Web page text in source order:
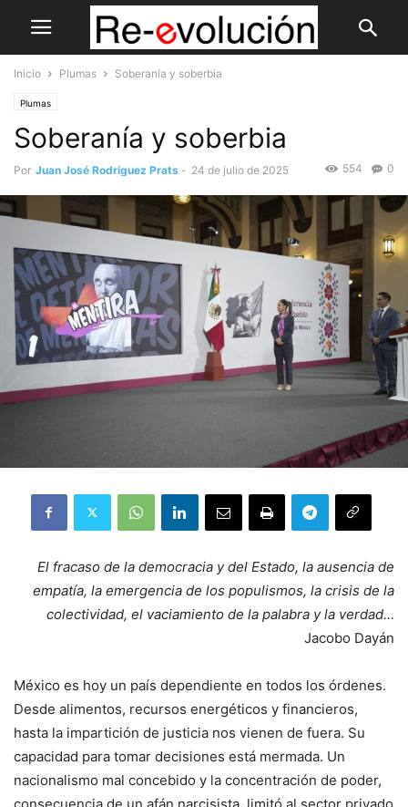
Inicio Plumas Soberanía y soberbia
Plumas
Soberanía y soberbia
Por Juan José Rodríguez Prats - 24 de julio de 2025 0
554
El fracaso de la democracia y del Estado, la ausencia de
empatía, la emergencia de los populismos, la crisis de la
colectividad, el vaciamiento de la palabra y la verdad…
Jacobo Dayán
México es hoy un país dependiente en todos los órdenes.
Desde alimentos, recursos energéticos y financieros,
hasta la impartición de justicia nos vienen de fuera. Su
capacidad para tomar decisiones está mermada. Un
nacionalismo mal concebido y la concentración de poder,